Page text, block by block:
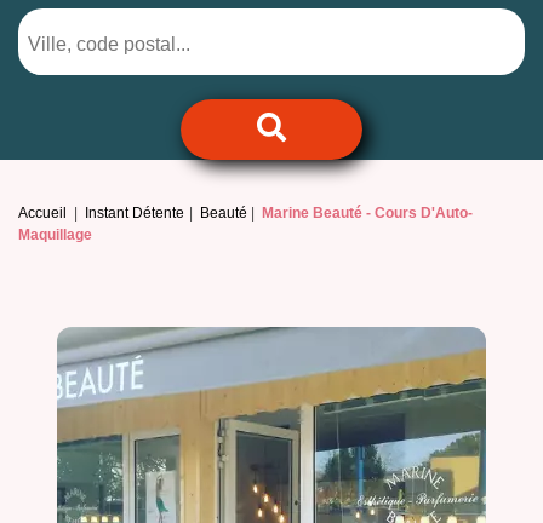
Accueil Instant Détente Beauté Marine Beauté -Cours D'Auto-
Maquillage